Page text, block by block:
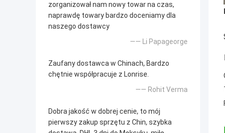
zorganizował nam nowy towar na czas,
naprawdę towary bardzo doceniamy dla
naszego dostawcy
—— Li Papageorge
Zaufany dostawca w Chinach, Bardzo
chętnie współpracuje z Lonrise.
—— Rohit Verma
Dobra jakość w dobrej cenie, to mój
pierwszy zakup sprzętu z Chin, szybka